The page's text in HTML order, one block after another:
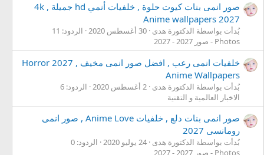
صور انمى بنات كيوت حلوة , خلفيات أنمي hd جميلة , 4k
Anime wallpapers 2027
بُدأت بواسطة الدكتورة هدى 30 أغسطس 2020
الردود: 11
Photos - صور 2027 - 2027
خلفيات انمى رعب , افضل صور انمى مخيف , 2027 Horror
Anime Wallpapers
بُدأت بواسطة الدكتورة هدى 2 أغسطس 2020
الردود: 6
الاخبار العالمية و التقنية
صور انمى بنات دلع , خلفيات Anime Love , صور انمى
رومانسى 2027
بُدأت بواسطة الدكتورة هدى 24 يوليو 2020
الردود: 0
Photos - صور 2027 - 2027